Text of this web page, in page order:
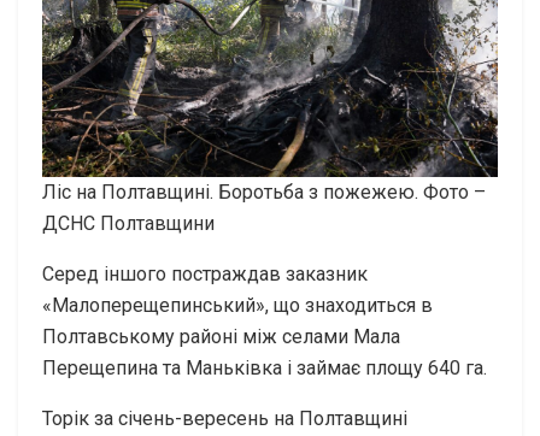
Ліс на Полтавщині. Боротьба з пожежею. Фото –
ДСНС Полтавщини
Серед іншого постраждав заказник
«Малоперещепинський», що знаходиться в
Полтавському районі між селами Мала
Перещепина та Маньківка і займає площу 640 га.
Торік за січень-вересень на Полтавщині